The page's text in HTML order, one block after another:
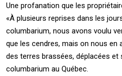
Une profanation que les
«À plusieurs reprises dans les
columbarium, nous avons voulu
que les cendres, mais on nous en
des terres brassées, déplacées et
columbarium au Québec.